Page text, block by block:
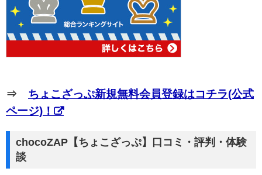
⇒ ちょこざっぷ新規無料会員登録はコチラ(公式
ページ)！
chocoZAP【ちょこざっぷ】口コミ・評判・体験
談